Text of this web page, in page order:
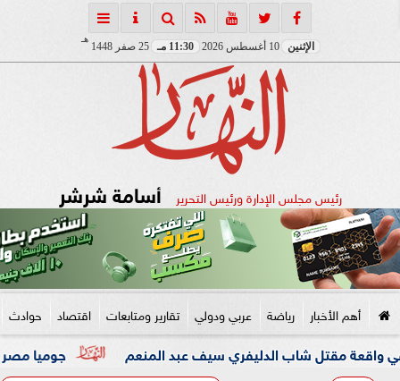
الإثنين 10 أغسطس 2026 11:30 مـ 25 صفر 1448
هـ
رئيس مجلس الإدارة ورئيس التحرير أسامة شرشر
أهم الأخبار رياضة عربي ودولي تقارير ومتابعات اقتصاد حوادث
جوميا مصر تطلق حملة